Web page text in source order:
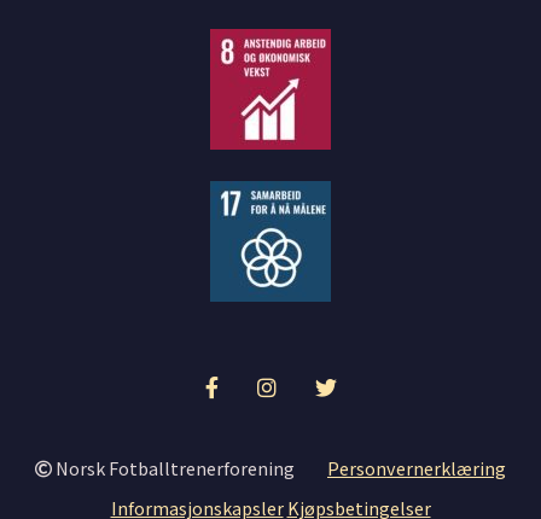
Norsk Fotballtrenerforening Personvernerklæring
Informasjonskapsler Kjøpsbetingelser